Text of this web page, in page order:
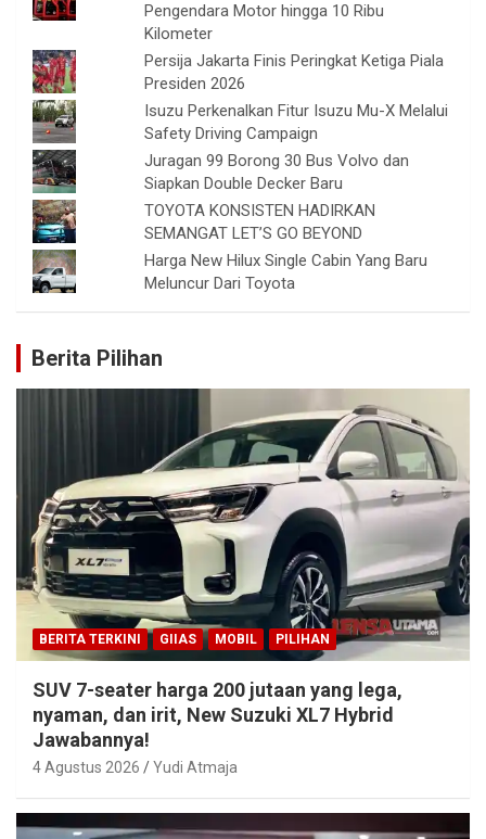
Pengendara Motor hingga 10 Ribu
Kilometer
Persija Jakarta Finis Peringkat Ketiga Piala
Presiden 2026
Isuzu Perkenalkan Fitur Isuzu Mu-X Melalui
Safety Driving Campaign
Juragan 99 Borong 30 Bus Volvo dan
Siapkan Double Decker Baru
TOYOTA KONSISTEN HADIRKAN
SEMANGAT LET’S GO BEYOND
Harga New Hilux Single Cabin Yang Baru
Meluncur Dari Toyota
Berita Pilihan
BERITA TERKINI GIIAS MOBIL PILIHAN
SUV 7-seater harga 200 jutaan yang lega,
nyaman, dan irit, New Suzuki XL7 Hybrid
Jawabannya!
4 Agustus 2026 Yudi Atmaja